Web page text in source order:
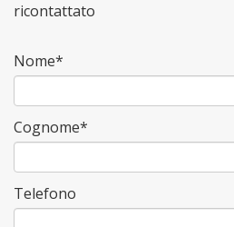
ricontattato
Nome*
Cognome*
Telefono